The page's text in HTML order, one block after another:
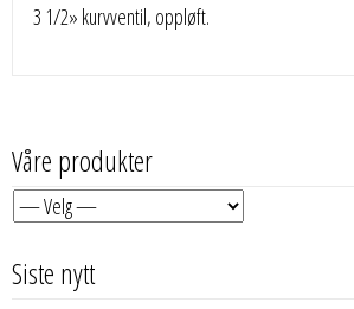
3 1/2» kurvventil, oppløft.
Våre produkter
Siste nytt